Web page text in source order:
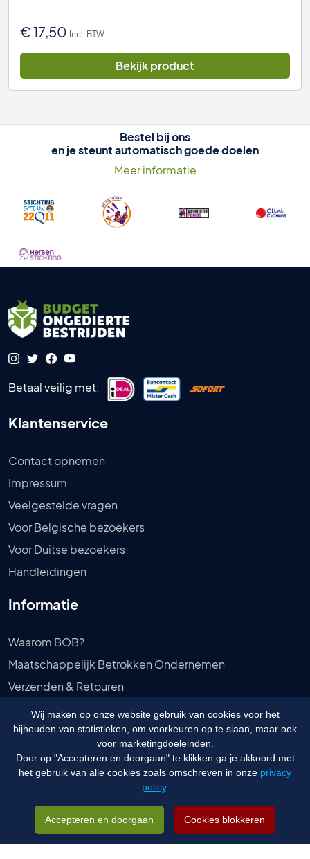
Wij maken op onze website gebruik van cookies voor het
bijhouden van statistieken, om voorkeuren op te slaan, maar ook
voor marketingdoeleinden.
Door op "Accepteren en doorgaan" te klikken ga je akkoord met
het gebruik van alle cookies zoals omschreven in onze privacy
policy.
Accepteren en doorgaan Cookies blokkeren
€17,50 Incl. BTW
Bekijk product
Bestel bij ons
en je steunt automatisch goede doelen
Meer informatie
Betaal veilig met:
Klantenservice
Contact opnemen
Impressum
Veelgestelde vragen
Voor Belgische bezoekers
Voor Duitse bezoekers
Handleidingen
Informatie
Waarom BOB?
Maatschappelijk Betrokken Ondernemen
Verzenden & Retouren
Bestelling Afhalen
Privébeleid
Algemene voorwaarden
© 2026 Budgetongediertebestrijden.nl - Website door
Visualcreations
Vedder